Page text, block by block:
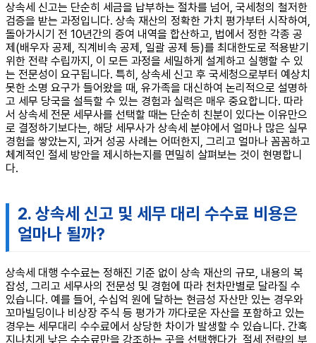
상속세 신고는 단순히 세금을 납부하는 절차를 넘어, 국세청의 철저한
검증을 받는 과정입니다. 상속 재산의 정확한 가치 평가부터 시작하여,
돌아가시기 전 10년간의 증여 내역을 합산하고, 법에서 정한 각종 공
제(배우자 공제, 직계비속 공제, 일괄 공제 등)를 최대한도로 적용받기
위한 전략 수립까지, 이 모든 과정을 세밀하게 설계하고 실행할 수 있
는 전문성이 요구됩니다. 특히, 상속세 신고 후 국세청으로부터 예상치
못한 소명 요구가 들어왔을 때, 유가족을 대신하여 논리적으로 설명하
고 세무 당국을 설득할 수 있는 경험과 실력은 매우 중요합니다. 따라
서 상속세 전문 세무사를 선택할 때는 단순히 친분이 있다는 이유만으
로 결정하기보다는, 해당 세무사가 상속세 분야에서 얼마나 많은 실무
경험을 쌓았는지, 과거 성공 사례는 어떠한지, 그리고 얼마나 꼼꼼하고
체계적인 절세 방안을 제시하는지를 면밀히 살펴보는 것이 현명합니
다.
2. 상속세 신고 및 세무 대리 수수료 비용은
얼마나 될까?
상속세 대행 수수료는 정해진 기준 없이 상속 재산의 규모, 내용의 복
잡성, 그리고 세무사의 전문성 및 경험에 따라 천차만별로 달라질 수
있습니다. 예를 들어, 수십억 원에 달하는 현금성 자산만 있는 경우와
꼬마빌딩이나 비상장 주식 등 평가가 까다로운 자산을 포함하고 있는
경우는 세무대리 수수료에서 상당한 차이가 발생할 수 있습니다. 간혹
지나치게 낮은 수수료만을 강조하는 곳을 선택했다가, 절세 전략의 부